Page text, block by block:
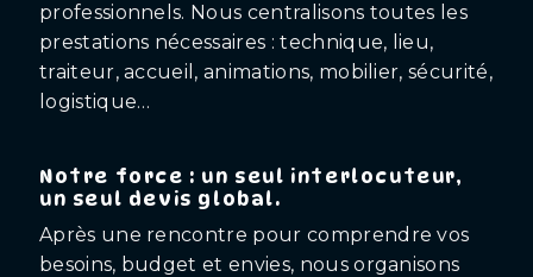
professionnels. Nous centralisons toutes les
prestations nécessaires : technique, lieu,
traiteur, accueil, animations, mobilier, sécurité,
logistique…
Notre force : un seul interlocuteur,
un seul devis global.
Après une rencontre pour comprendre vos
besoins, budget et envies, nous organisons